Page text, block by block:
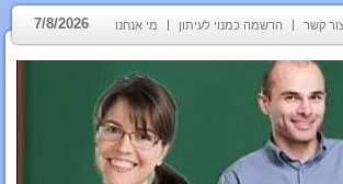
קשר הרשמה כמנוי לעיתון מי אנחנו 7/8/2026